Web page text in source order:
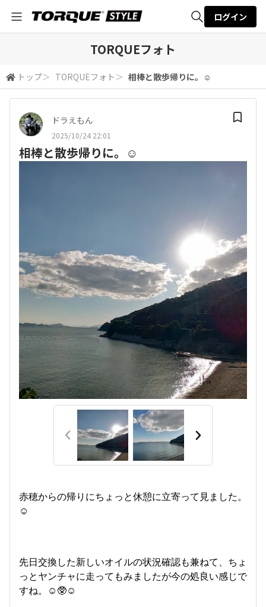
検索
ログイン
TORQUEフォト
トップ＞ TORQUEフォト ＞ 相棒と散歩帰りに。☺️
ドラえもん
2025/10/24 22:01
相棒と散歩帰りに。☺️
赤穂からの帰りにちょっと休憩に立寄って見ました。
☺️
先日交換した新しいオイルの状況確認も兼ねて、ちょ
っとヤンチャに走ってもみましたが今の処良い感じで
すね。☺️🥸☺️